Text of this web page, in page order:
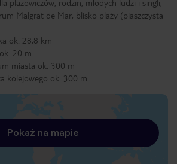
plażowiczów, rodzin, młodych ludzi i singli,
Malgrat de Mar, blisko plaży (piaszczysta
ok. 28,8 km
20 m
miasta ok. 300 m
kolejowego ok. 300 m.
Pokaż na mapie